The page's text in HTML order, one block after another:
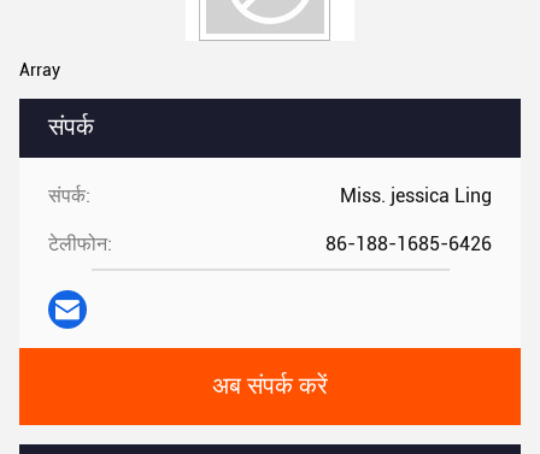
संपर्क
संपर्क: Miss. jessica Ling
टेलीफोन: 86-188-1685-6426
अब संपर्क करें
Array